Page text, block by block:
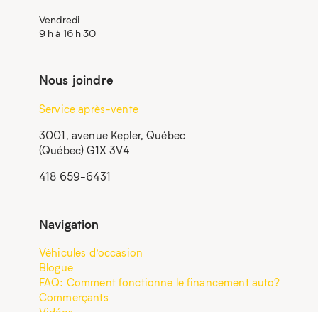
Vendredi
9 h à 16 h 30
Nous joindre
Service après-vente
3001, avenue Kepler, Québec
(Québec) G1X 3V4
418 659-6431
Navigation
Véhicules d’occasion
Blogue
FAQ: Comment fonctionne le financement auto?
Commerçants